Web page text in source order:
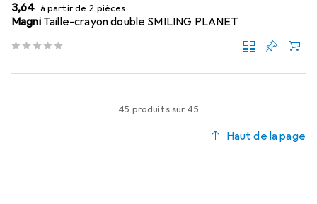
EUR
3,64 à partir de 2 pièces
Magni Taille-crayon double SMILING PLANET
45 produits sur 45
Haut de la page